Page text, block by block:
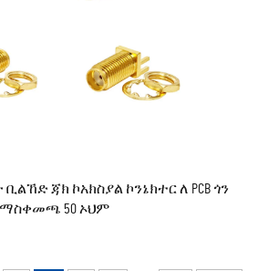
ቢልኸድ ጃክ ኮአክስያል ኮንኔክተር ለ PCB ጎን
ማስቀመጫ 50 ኦህም